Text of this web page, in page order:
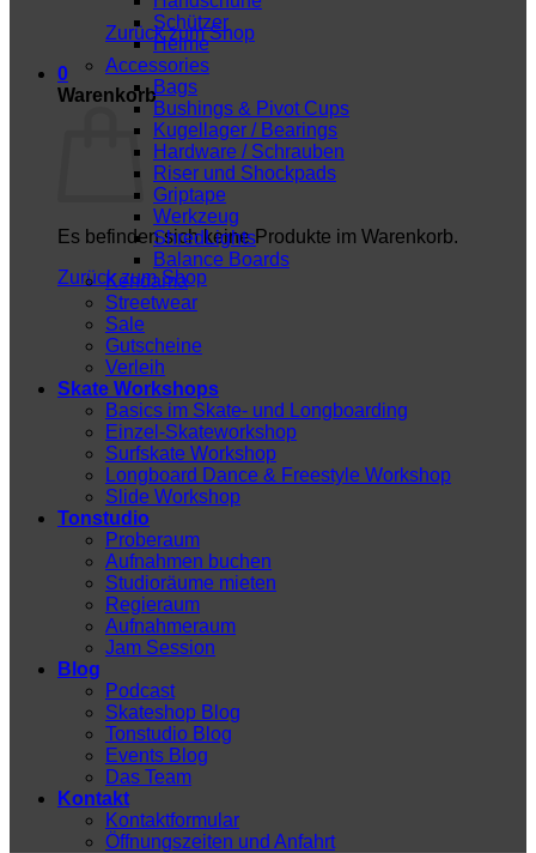
Zurück zum Shop
0
Warenkorb
Es befinden sich keine Produkte im Warenkorb.
Zurück zum Shop
Schützer
Helme
Accessories
Bags
Bushings & Pivot Cups
Kugellager / Bearings
Hardware / Schrauben
Riser und Shockpads
Griptape
Werkzeug
ShredLights
Balance Boards
Kendama
Streetwear
Sale
Gutscheine
Verleih
Skate Workshops
Basics im Skate- und Longboarding
Einzel-Skateworkshop
Surfskate Workshop
Longboard Dance & Freestyle Workshop
Slide Workshop
Tonstudio
Proberaum
Aufnahmen buchen
Studioräume mieten
Regieraum
Aufnahmeraum
Jam Session
Blog
Podcast
Skateshop Blog
Tonstudio Blog
Events Blog
Das Team
Kontakt
Kontaktformular
Öffnungszeiten und Anfahrt